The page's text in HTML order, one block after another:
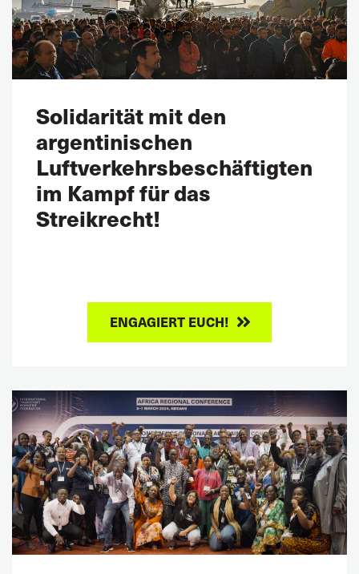
Solidarität mit den
argentinischen
Luftverkehrsbeschäftigten
im Kampf für das
Streikrecht!
ENGAGIERT EUCH!